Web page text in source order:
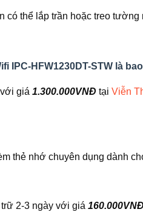
có thể lắp trần hoặc treo
IPC-HFW1230DT-STW là
giá 1.300.000VNĐ tại Viễn
thẻ nhớ chuyên dụng dành
2-3 ngày với giá